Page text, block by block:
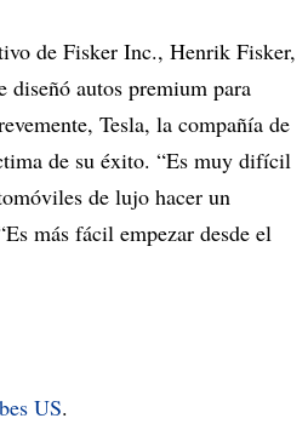
de Fisker Inc., Henrik Fisker,
diseñó autos premium para
Tesla, la compañía de
de su éxito. “Es muy difícil
de lujo hacer un
más fácil empezar desde el
US.